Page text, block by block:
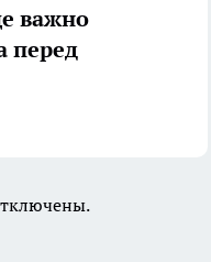
важно
перед